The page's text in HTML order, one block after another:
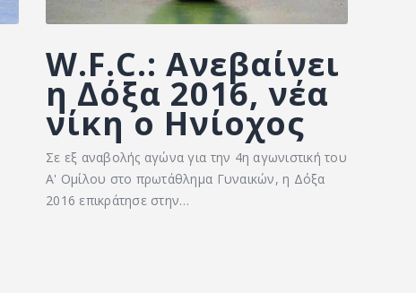
W.F.C.: Ανεβαίνει
η Δόξα 2016, νέα
νίκη ο Ηνίοχος
Σε εξ αναβολής αγώνα για την 4η αγωνιστική του
Α' Ομίλου στο πρωτάθλημα Γυναικών, η Δόξα
2016 επικράτησε στην…